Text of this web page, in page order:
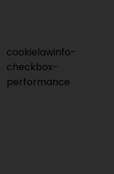
cookielawinfo-
checkbox-
performance